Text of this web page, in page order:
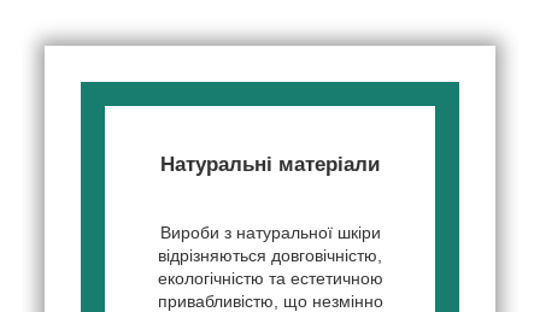
Натуральні матеріали
Вироби з натуральної шкіри
відрізняються довговічністю,
екологічністю та естетичною
привабливістю, що незмінно